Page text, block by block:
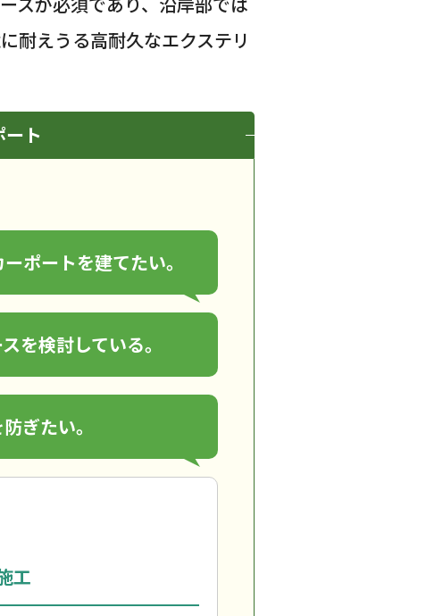
耐えうる高耐久なエクステリ
ト
ポートを建てたい。
を検討している。
ぎたい。
工